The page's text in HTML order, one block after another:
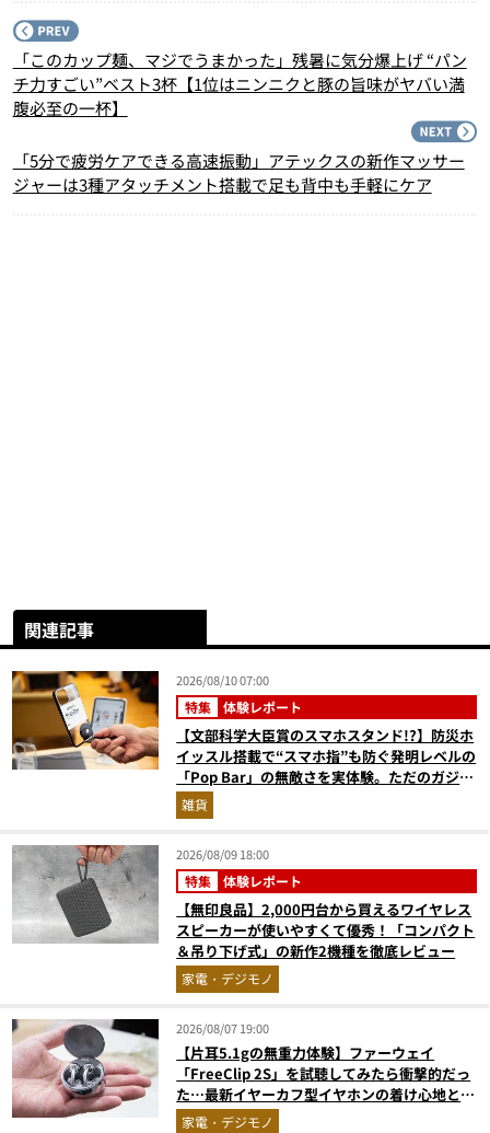
「このカップ麺、マジでうまかった」残暑に気分爆上げ “パン
チ力すごい”ベスト3杯【1位はニンニクと豚の旨味がヤバい満
腹必至の一杯】
「5分で疲労ケアできる高速振動」アテックスの新作マッサー
ジャーは3種アタッチメント搭載で足も背中も手軽にケア
関連記事
2026/08/10 07:00
特集 体験レポート
【文部科学大臣賞のスマホスタンド!?】防災ホ
イッスル搭載で“スマホ指”も防ぐ発明レベルの
「Pop Bar」の無敵さを実体験。ただのガジェ
ットじゃない！
雑貨
2026/08/09 18:00
特集 体験レポート
【無印良品】2,000円台から買えるワイヤレス
スピーカーが使いやすくて優秀！「コンパクト
＆吊り下げ式」の新作2機種を徹底レビュー
家電・デジモノ
2026/08/07 19:00
【片耳5.1gの無重力体験】ファーウェイ
「FreeClip 2S」を試聴してみたら衝撃的だっ
た…最新イヤーカフ型イヤホンの着け心地とAI
技術に感動
家電・デジモノ